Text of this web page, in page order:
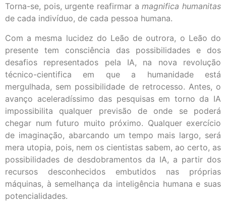
Torna-se, pois, urgente reafirmar amagnifica humanitas
de cada indivíduo, de cada pessoa humana.
Com a mesma lucidez do Leão de outrora, o Leão do
presente tem consciência das possibilidades e dos
desafios representados pela IA, na nova revolução
técnico-cientifica em que a humanidade está
mergulhada, sem possibilidade de retrocesso. Antes, o
avanço aceleradíssimo das pesquisas em torno da IA
impossibilita qualquer previsão de onde se poderá
chegar num futuro muito próximo. Qualquer exercício
de imaginação, abarcando um tempo mais largo, será
mera utopia, pois, nem os cientistas sabem, ao certo, as
possibilidades de desdobramentos da IA, a partir dos
recursos desconhecidos embutidos nas próprias
máquinas, à semelhança da inteligência humana e suas
potencialidades.